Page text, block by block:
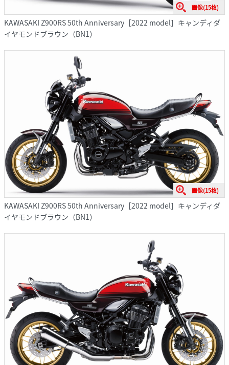
画像(15枚)
KAWASAKI Z900RS 50th Anniversary［2022 model］キャンディダ
イヤモンドブラウン（BN1）
画像(15枚)
KAWASAKI Z900RS 50th Anniversary［2022 model］キャンディダ
イヤモンドブラウン（BN1）